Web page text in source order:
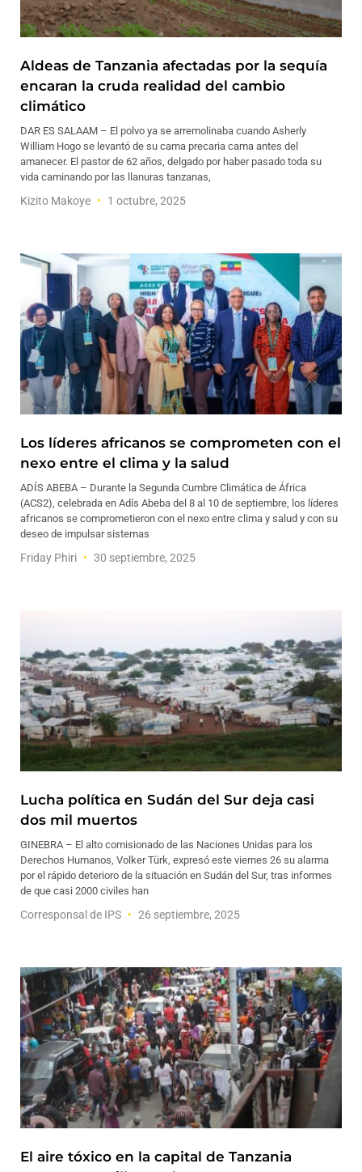
Aldeas de Tanzania afectadas por la sequía
encaran la cruda realidad del cambio
climático
DAR ES SALAAM – El polvo ya se arremolinaba cuando Asherly
William Hogo se levantó de su cama precaria cama antes del
amanecer. El pastor de 62 años, delgado por haber pasado toda su
vida caminando por las llanuras tanzanas,
Kizito Makoye 1 octubre, 2025
Los líderes africanos se comprometen con el
nexo entre el clima y la salud
ADÍS ABEBA – Durante la Segunda Cumbre Climática de África
(ACS2), celebrada en Adís Abeba del 8 al 10 de septiembre, los líderes
africanos se comprometieron con el nexo entre clima y salud y con su
deseo de impulsar sistemas
Friday Phiri 30 septiembre, 2025
Lucha política en Sudán del Sur deja casi
dos mil muertos
GINEBRA – El alto comisionado de las Naciones Unidas para los
Derechos Humanos, Volker Türk, expresó este viernes 26 su alarma
por el rápido deterioro de la situación en Sudán del Sur, tras informes
de que casi 2000 civiles han
Corresponsal de IPS 26 septiembre, 2025
El aire tóxico en la capital de Tanzania